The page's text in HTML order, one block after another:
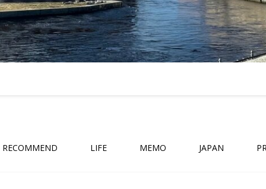
RECOMMEND LIFE MEMO JAPAN